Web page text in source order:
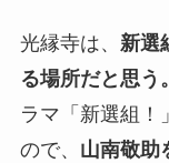
光縁寺は、 新選
る場所だと思う。
ラマ「新選組！
ので、 山南敬助